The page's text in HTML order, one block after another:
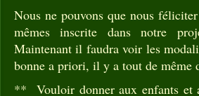
Nous ne pouvons que nous
mêmes inscrite dans notre
Maintenant il faudra voir les
bonne a priori, il y a tout de même
** Vouloir donner aux enfants et